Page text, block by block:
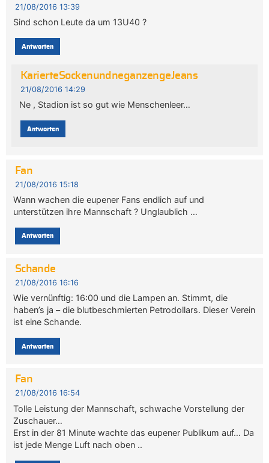
21/08/2016 13:39
Sind schon Leute da um 13U40 ?
Antworten
KarierteSockenundneganzengeJeans
21/08/2016 14:29
Ne , Stadion ist so gut wie Menschenleer…
Antworten
Fan
21/08/2016 15:18
Wann wachen die eupener Fans endlich auf und
unterstützen ihre Mannschaft ? Unglaublich …
Antworten
Schande
21/08/2016 16:16
Wie vernünftig: 16:00 und die Lampen an. Stimmt, die
haben’s ja – die blutbeschmierten Petrodollars. Dieser Verein
ist eine Schande.
Antworten
Fan
21/08/2016 16:54
Tolle Leistung der Mannschaft, schwache Vorstellung der
Zuschauer…
Erst in der 81 Minute wachte das eupener Publikum auf… Da
ist jede Menge Luft nach oben ..